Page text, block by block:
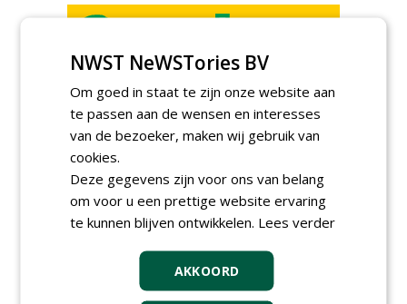
magazijnmedewerker
(fulltime) bij DSV zaden
06-08-2026, Ven Zelderheide
Sportvelden bij
Werkorganisatie BUCH
09-07-2026, Castricum en Uitgeest
Nederland; regio Noord &
regio Zuid
18-06-2026, Noord & regio Zuid
NWST NeWSTories BV
Om goed in staat te zijn onze website aan
te passen aan de wensen en interesses
van de bezoeker, maken wij gebruik van
cookies.
Deze gegevens zijn voor ons van belang
om voor u een prettige website ervaring
te kunnen blijven ontwikkelen. Lees verder
AKKOORD